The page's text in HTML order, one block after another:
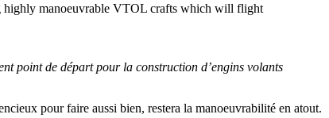
highly manoeuvrable VTOL crafts which will flight
point de départ pour la construction d’engins volants
pour faire aussi bien, restera la manoeuvrabilité en atout.